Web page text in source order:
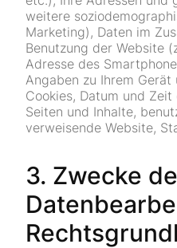
weitere
Marketing), Daten im
Benutzung der Website
Adresse des
Angaben zu Ihrem Gerät
Cookies, Datum und
Seiten und Inhalte,
verweisende Website,
3. Zwecke